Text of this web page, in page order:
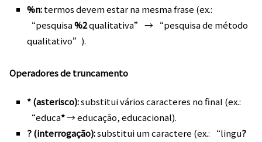
%n:termos devem estar na mesma frase (ex.:
“pesquisa%2qualitativa” → “pesquisa de método
qualitativo”).
Operadores de truncamento
* (asterisco):substitui vários caracteres no final (ex.:
“educa*→ educação, educacional).
? (interrogação):substitui um caractere (ex.: “lingu?